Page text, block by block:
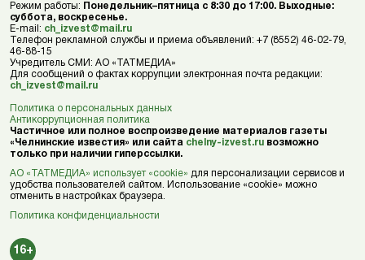
Режим работы: Понедельник–пятница с 8:30 до 17:00. Выходные:
суббота, воскресенье.
E-mail: ch_izvest@mail.ru
Телефон рекламной службы и приема объявлений: +7 (8552) 46-02-79,
46-88-15
Учредитель СМИ: АО «ТАТМЕДИА»
Для сообщений о фактах коррупции электронная почта редакции:
ch_izvest@mail.ru
Политика о персональных данных
Антикоррупционная политика
Частичное или полное воспроизведение материалов газеты
«Челнинские известия» или сайта chelny-izvest.ru возможно
только при наличии гиперссылки.
АО «ТАТМЕДИА» использует «cookie» для персонализации сервисов и
удобства пользователей сайтом. Использование «cookie» можно
отменить в настройках браузера.
Политика конфиденциальности
16+